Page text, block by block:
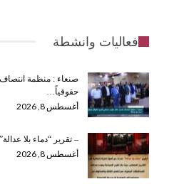
فعاليات وانشطة
صنعاء : منظمة
حقوقياً…
أغسطس 8, 2026
– تقرير “دماء بلا
أغسطس 8, 2026